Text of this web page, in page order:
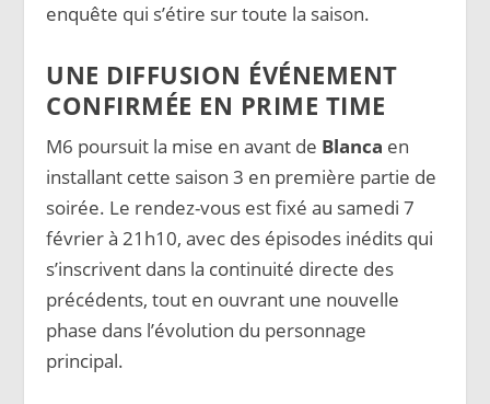
enquête qui s’étire sur toute la saison.
UNE DIFFUSION ÉVÉNEMENT
CONFIRMÉE EN PRIME TIME
M6 poursuit la mise en avant de Blanca en
installant cette saison 3 en première partie de
soirée. Le rendez-vous est fixé au samedi 7
février à 21h10, avec des épisodes inédits qui
s’inscrivent dans la continuité directe des
précédents, tout en ouvrant une nouvelle
phase dans l’évolution du personnage
principal.